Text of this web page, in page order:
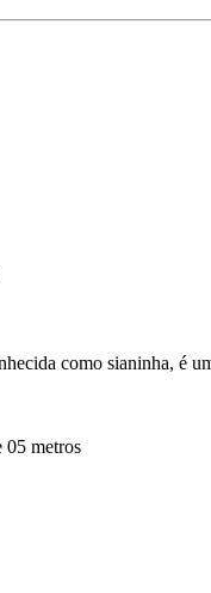
como sianinha, é
05 metros